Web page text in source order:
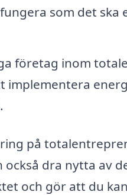
som det ska
företag inom
implementera
på
dra nytta av
och gör att du